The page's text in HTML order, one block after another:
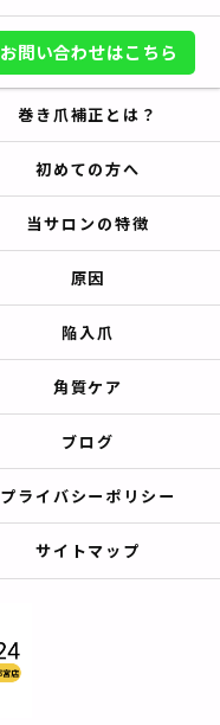
お問い合わせはこちら
巻き爪補正とは？
初めての方へ
当サロンの特徴
原因
陥入爪
角質ケア
ブログ
プライバシーポリシー
サイトマップ